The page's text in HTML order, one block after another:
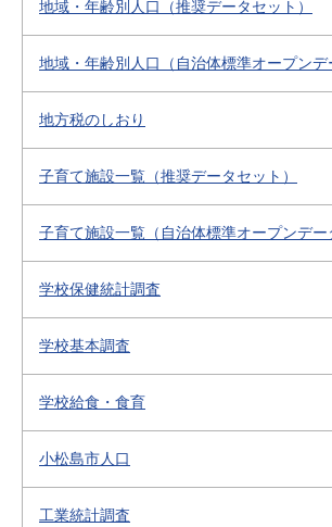
地域・年齢別人口（推奨データセット）
地域・年齢別人口（自治体標準オープンデ
地方税のしおり
子育て施設一覧（推奨データセット）
子育て施設一覧（自治体標準オープンデー
学校保健統計調査
学校基本調査
学校給食・食育
小松島市人口
工業統計調査